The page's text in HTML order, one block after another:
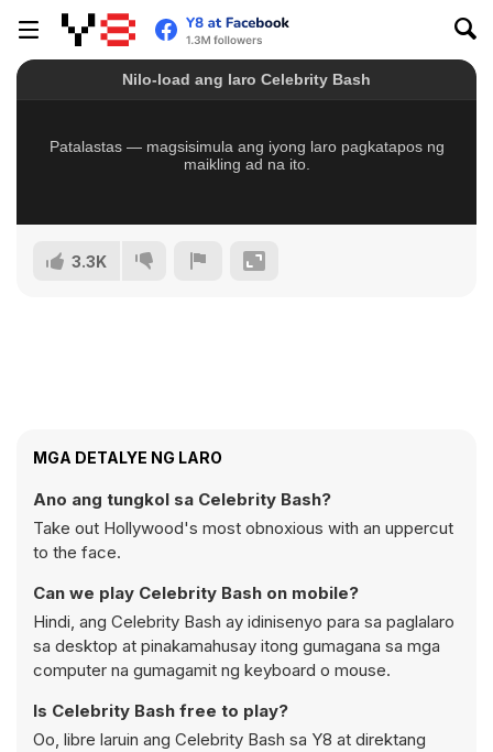
3.3K
MGA DETALYE NG LARO
Ano ang tungkol sa Celebrity Bash?
Take out Hollywood's most obnoxious with an uppercut
to the face.
Can we play Celebrity Bash on mobile?
Hindi, ang Celebrity Bash ay idinisenyo para sa paglalaro
sa desktop at pinakamahusay itong gumagana sa mga
computer na gumagamit ng keyboard o mouse.
Is Celebrity Bash free to play?
Oo, libre laruin ang Celebrity Bash sa Y8 at direktang